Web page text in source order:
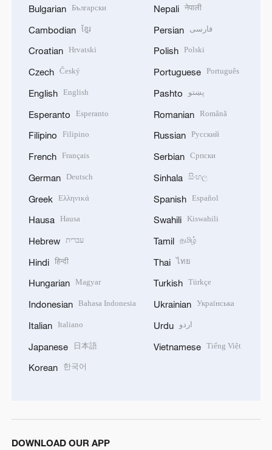
Bulgarian Български
Cambodian ខ្មែរ
Croatian Hrvatski
Czech Český
English English
Esperanto Esperanto
Filipino Filipino
French Français
German Deutsch
Greek Ελληνικά
Hausa Hausa
Hebrew עברית
Hindi हिन्दी
Hungarian Magyar
Indonesian Bahasa Indonesia
Italian Italiano
Japanese 日本語
Korean 한국어
Nepali नेपाली
Persian فارسی
Polish Polski
Portuguese Português
Pashto پښتو
Romanian Română
Russian Русский
Serbian Српски
Sinhala සිංහල
Spanish Español
Swahili Kiswahili
Tamil தமிழ்
Thai ไทย
Turkish Türkçe
Ukrainian Українська
Urdu اردو
Vietnamese Tiếng Việt
DOWNLOAD OUR APP